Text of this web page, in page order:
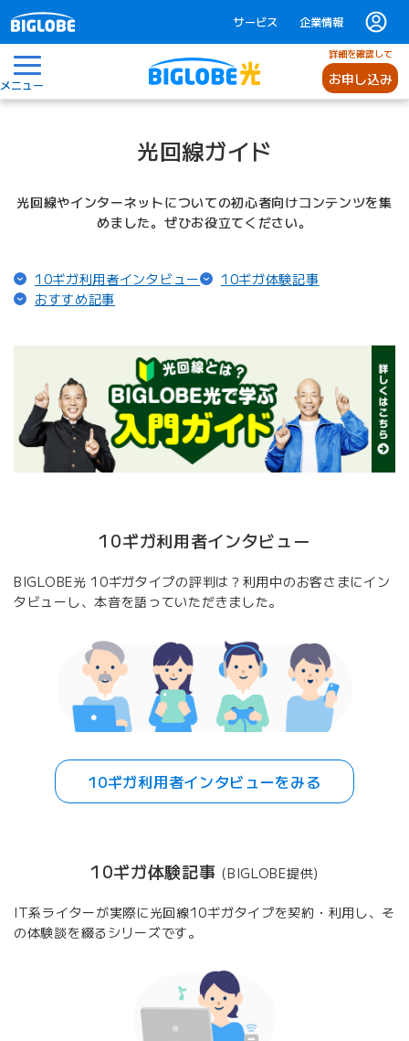
サービス 企業情報
メニュー
詳細を確認して
お申し込み
光回線ガイド
光回線やインターネットについての初心者向けコンテンツを集
めました。ぜひお役立てください。
10ギガ利用者インタビュー（ページ内リンク）
10ギガ体験記事（ページ内リ
おすすめ記事
10ギガ利用者インタビュー
BIGLOBE光 10ギガタイプの評判は？利用中のお客さまにイン
タビューし、本音を語っていただきました。
10ギガ利用者インタビューをみる
10ギガ体験記事 (BIGLOBE提供)
IT系ライターが実際に光回線10ギガタイプを契約・利用し、そ
の体験談を綴るシリーズです。